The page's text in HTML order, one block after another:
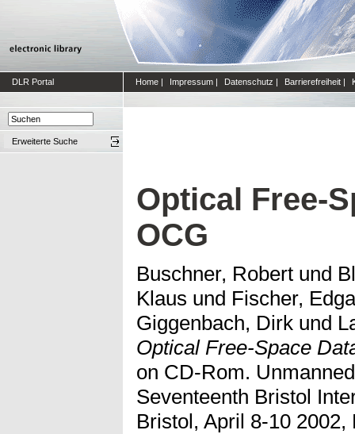
DLR Portal Home | Impressum | Datenschutz | Barrierefreiheit |
Erweiterte Suche
Optical Free-
OCG
Buschner, Robert und
Klaus und Fischer,
Giggenbach, Dirk und
Optical Free-Space
on CD-Rom.
Seventeenth Bristol
Bristol, April 8-10 2002,